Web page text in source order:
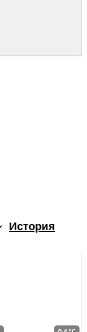
История